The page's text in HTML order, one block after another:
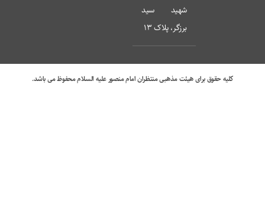
شهید سید
برزگر، پلاک 13
کلیه حقوق برای هیئت مذهبی منتظران امام منصور علیه السلام محفوظ می باشد.